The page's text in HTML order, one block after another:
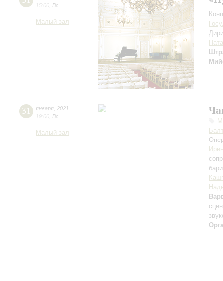
15:00 Вс
Малый зал
31 января 2021
19:00 Вс
Малый зал